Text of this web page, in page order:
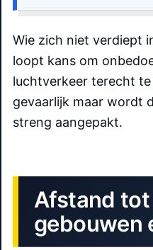
Wie zich niet verdiept
loopt kans om
luchtverkeer terecht
gevaarlijk maar wordt
streng aangepakt.
Afstand tot
gebouwen